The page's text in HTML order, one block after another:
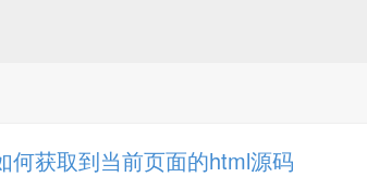
何获取到当前页面的html源码